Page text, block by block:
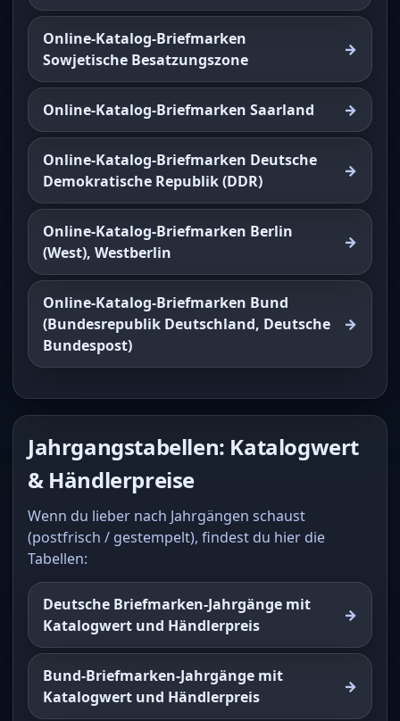
Online-Katalog-Briefmarken
Sowjetische Besatzungszone
Online-Katalog-Briefmarken Saarland
Online-Katalog-Briefmarken Deutsche
Demokratische Republik (DDR)
Online-Katalog-Briefmarken Berlin
(West), Westberlin
Online-Katalog-Briefmarken Bund
(Bundesrepublik Deutschland, Deutsche
Bundespost)
Jahrgangstabellen: Katalogwert
& Händlerpreise
Wenn du lieber nach Jahrgängen schaust
(postfrisch / gestempelt), findest du hier die
Tabellen:
Deutsche Briefmarken-Jahrgänge mit
Katalogwert und Händlerpreis
Bund-Briefmarken-Jahrgänge mit
Katalogwert und Händlerpreis